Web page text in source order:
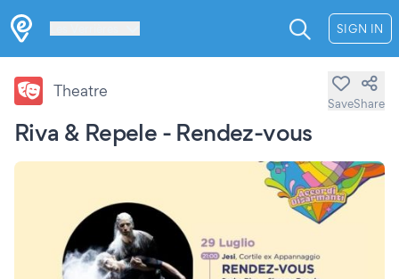
SIGN IN
Riva & Repele - Rendez-vous
Theatre
SaveShare